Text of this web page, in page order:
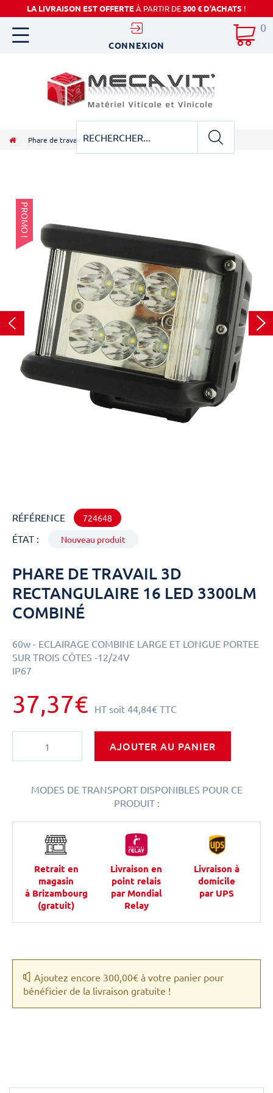
LA LIVRAISON EST OFFERTEÀ PARTIR DE300 € D'ACHATS !
0
CONNEXION
Phare de travail 3D rectangulaire 16 LED 3300LM combiné
PROMO !
RÉFÉRENCE 724648
ÉTAT : Nouveau produit
PHARE DE TRAVAIL 3D
RECTANGULAIRE 16 LED 3300LM
COMBINÉ
60w - ECLAIRAGE COMBINE LARGE ET LONGUE PORTEE
SUR TROIS CÔTES -12/24V
IP67
37,37€ HT soit 44,84€ TTC
AJOUTER AU PANIER
MODES DE TRANSPORT DISPONIBLES POUR CE
PRODUIT :
Retrait en
magasin
à Brizambourg
(gratuit)
Livraison en
point relais
par Mondial
Relay
Livraison à
domicile
par UPS
Ajoutez encore 300,00€ à votre panier pour
bénéficier de la livraison gratuite !